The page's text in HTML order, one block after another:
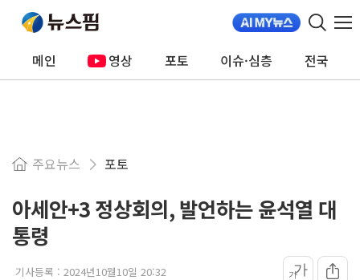
메인 영상 포토 이슈·심층 전국
주요뉴스 포토
아세안+3 정상회의, 발언하는 윤석열 대
통령
기사등록 : 2024년10월10일 20:32 가가